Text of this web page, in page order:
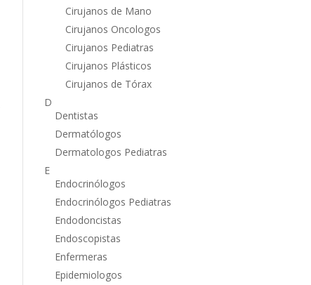
Cirujanos de Mano
Cirujanos Oncologos
Cirujanos Pediatras
Cirujanos Plásticos
Cirujanos de Tórax
D
Dentistas
Dermatólogos
Dermatologos Pediatras
E
Endocrinólogos
Endocrinólogos Pediatras
Endodoncistas
Endoscopistas
Enfermeras
Epidemiologos